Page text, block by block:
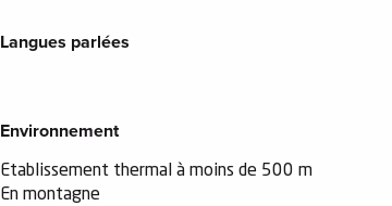
Langues parlées
Langues parlées
Environnement
Environnement
Etablissement thermal à moins de 500 m
En montagne